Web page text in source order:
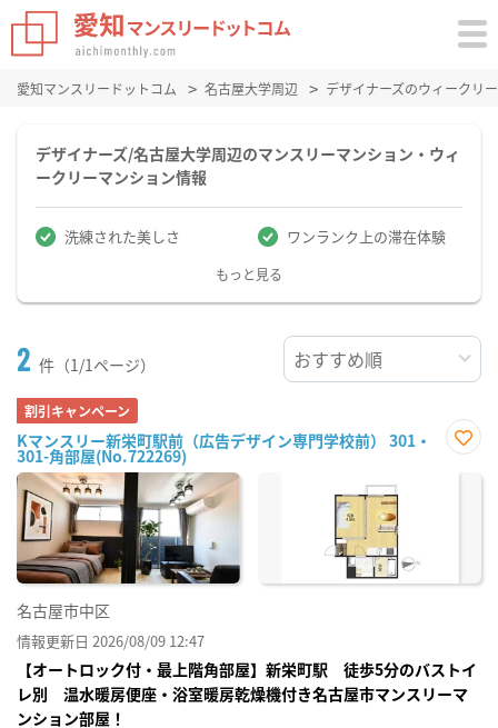
愛知マンスリードットコム 名古屋大学周辺 デザイナーズのウィークリ
デザイナーズ/名古屋大学周辺のマンスリーマンション・ウィ
ークリーマンション情報
洗練された美しさ ワンランク上の滞在体験
もっと見る
2 件（1/1ページ）
割引キャンペーン
Kマンスリー新栄町駅前（広告デザイン専門学校前） 301・
301-角部屋(No.722269)
に入
名古屋市中区
情報更新日 2026/08/09 12:47
【オートロック付・最上階角部屋】新栄町駅 徒歩5分のバストイ
レ別 温水暖房便座・浴室暖房乾燥機付き名古屋市マンスリーマ
ンション部屋！